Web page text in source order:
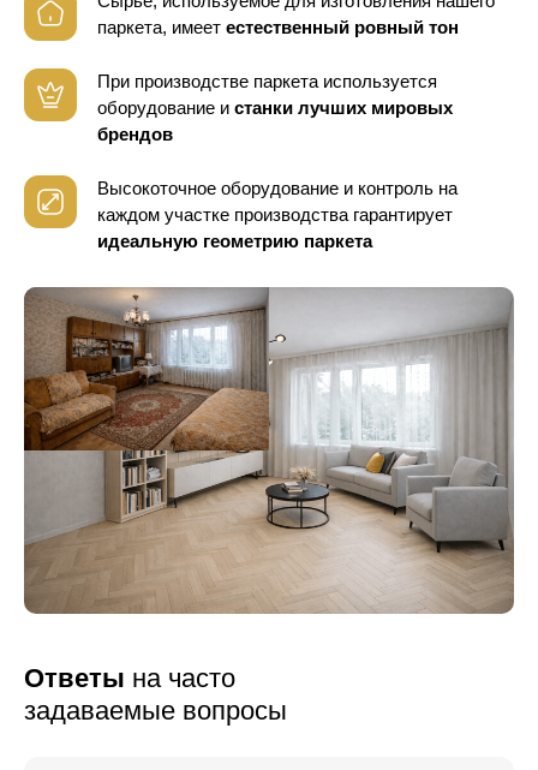
паркета, имеет естественный ровный тон
При производстве паркета используется
оборудование и станки лучших мировых
брендов
Высокоточное оборудование и контроль на
каждом участке производства гарантирует
идеальную геометрию паркета
Ответы на часто
задаваемые вопросы